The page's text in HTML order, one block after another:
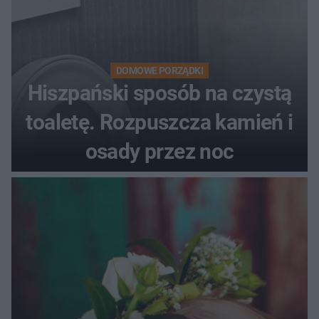
DOMOWE PORZĄDKI
Hiszpański sposób na czystą
toaletę. Rozpuszcza kamień i
osady przez noc